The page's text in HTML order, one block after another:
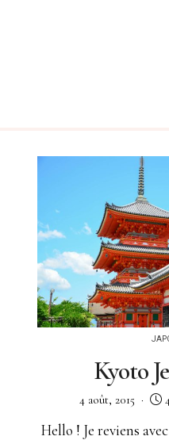
Kyoto
4 août, 2015
Hello ! Je reviens